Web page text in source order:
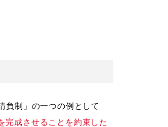
負制」の一つの例として
完成させることを約束した